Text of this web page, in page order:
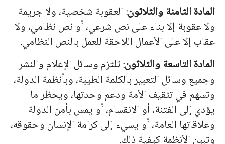
المادة الثامنة والثلاثون: العقوبة شخصية، ولا جريمة
ولا عقوبة إلا بناء على نص شرعي، أو نص نظامي، ولا
عقاب إلا على الأعمال اللاحقة للعمل بالنص النظامي.
المادة التاسعة والثلاثون: تلتزم وسائل الإعلام والنشر
وجميع وسائل التعبير بالكلمة الطيبة، وبأنظمة الدولة،
وتسهم في تثقيف الأمة ودعم وحدتها، ويحظر ما
يؤدي إلى الفتنة، أو الانقسام، أو يمس بأمن الدولة
وعلاقاتها العامة، أو يسيء إلى كرامة الإنسان وحقوقه،